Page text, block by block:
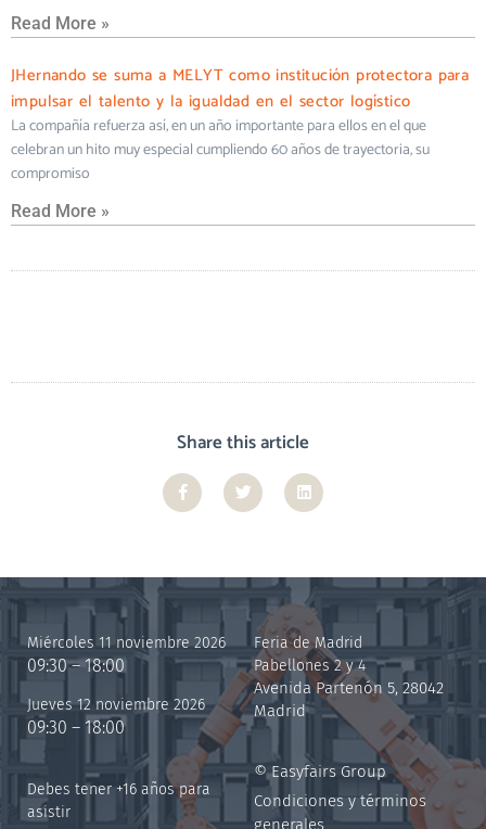
Read More »
JHernando se suma a MELYT como institución protectora para
impulsar el talento y la igualdad en el sector logístico
La compañía refuerza así, en un año importante para ellos en el que
celebran un hito muy especial cumpliendo 60 años de trayectoria, su
compromiso
Read More »
Share this article
Miércoles 11 noviembre 2026
09:30 – 18:00
Jueves 12 noviembre 2026
09:30 – 18:00
Debes tener +16 años para
asistir
Feria de Madrid
Pabellones 2 y 4
Avenida Partenón 5, 28042
Madrid
© Easyfairs Group
Condiciones y términos
generales